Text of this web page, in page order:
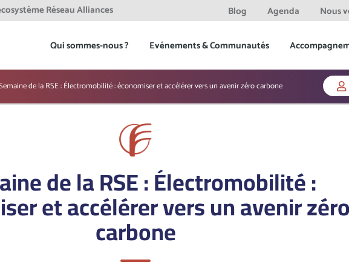
Réseau Alliances Blog Agenda Nous
Qui sommes-nous ? Evénements & Communautés
de la RSE : Électromobilité : économiser et accélérer vers un avenir zéro carbone
de la RSE : Électromobilité :
et accélérer vers un avenir zéro
carbone